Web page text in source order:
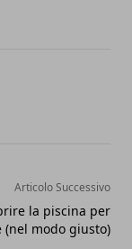
Articolo Successivo
la piscina per
(nel modo giusto)